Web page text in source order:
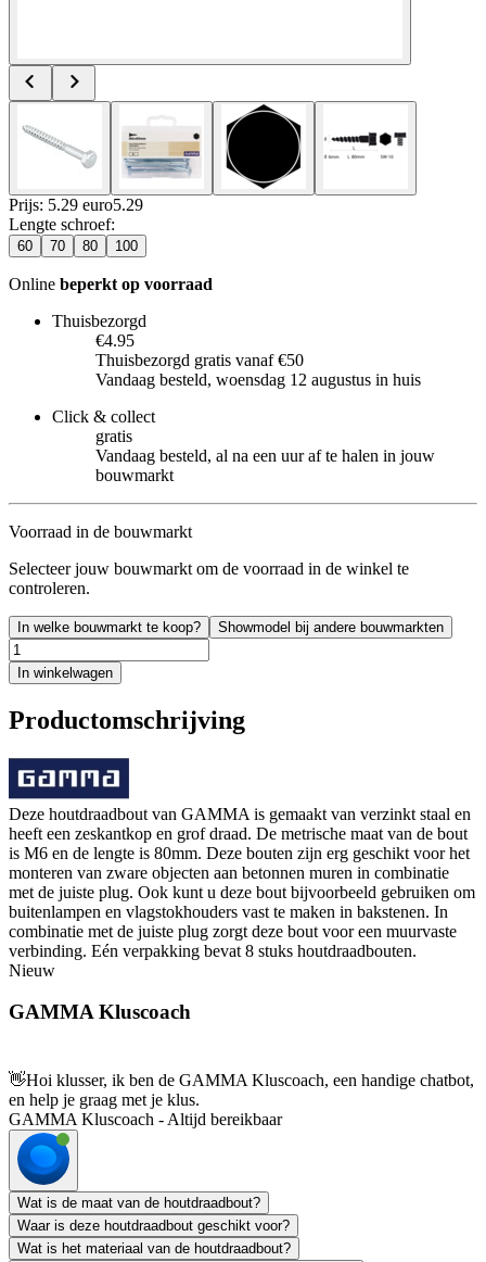
Prijs: 5.29 euro5.29
Lengte schroef:
60 70 80 100
Online beperkt op voorraad
Thuisbezorgd
€4.95
Thuisbezorgd gratis vanaf €50
Vandaag besteld, woensdag 12 augustus in huis
Click & collect
gratis
Vandaag besteld, al na een uur af te halen in jouw
bouwmarkt
Voorraad in de bouwmarkt
Selecteer jouw bouwmarkt om de voorraad in de winkel te
controleren.
In welke bouwmarkt te koop? Showmodel bij andere bouwmarkten
In winkelwagen
Productomschrijving
Deze houtdraadbout van GAMMA is gemaakt van verzinkt staal en
heeft een zeskantkop en grof draad. De metrische maat van de bout
is M6 en de lengte is 80mm. Deze bouten zijn erg geschikt voor het
monteren van zware objecten aan betonnen muren in combinatie
met de juiste plug. Ook kunt u deze bout bijvoorbeeld gebruiken om
buitenlampen en vlagstokhouders vast te maken in bakstenen. In
combinatie met de juiste plug zorgt deze bout voor een muurvaste
verbinding. Eén verpakking bevat 8 stuks houtdraadbouten.
Nieuw
GAMMA Kluscoach
👋Hoi klusser, ik ben de GAMMA Kluscoach, een handige chatbot,
en help je graag met je klus.
GAMMA Kluscoach - Altijd bereikbaar
Wat is de maat van de houtdraadbout?
Waar is deze houtdraadbout geschikt voor?
Wat is het materiaal van de houtdraadbout?